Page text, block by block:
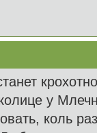
у
коль